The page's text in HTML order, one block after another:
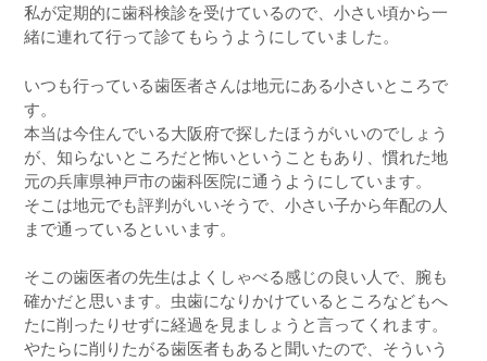
私が定期的に歯科検診を受けているので、小さい頃から一
緒に連れて行って診てもらうようにしていました。
いつも行っている歯医者さんは地元にある小さいところで
す。
本当は今住んでいる大阪府で探したほうがいいのでしょう
が、知らないところだと怖いということもあり、慣れた地
元の兵庫県神戸市の歯科医院に通うようにしています。
そこは地元でも評判がいいそうで、小さい子から年配の人
まで通っているといいます。
そこの歯医者の先生はよくしゃべる感じの良い人で、腕も
確かだと思います。虫歯になりかけているところなどもへ
たに削ったりせずに経過を見ましょうと言ってくれます。
やたらに削りたがる歯医者もあると聞いたので、そういう